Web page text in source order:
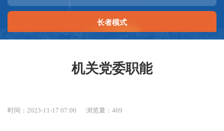
长者模式
机关党委职能
时间：2023-11-17 07:00 浏览量：469